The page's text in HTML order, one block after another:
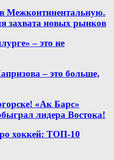
Межконтинентальную.
захвата новых рынков
– это не
– это больше,
«Ак Барс»
лидера Востока!
хоккей: ТОП-10